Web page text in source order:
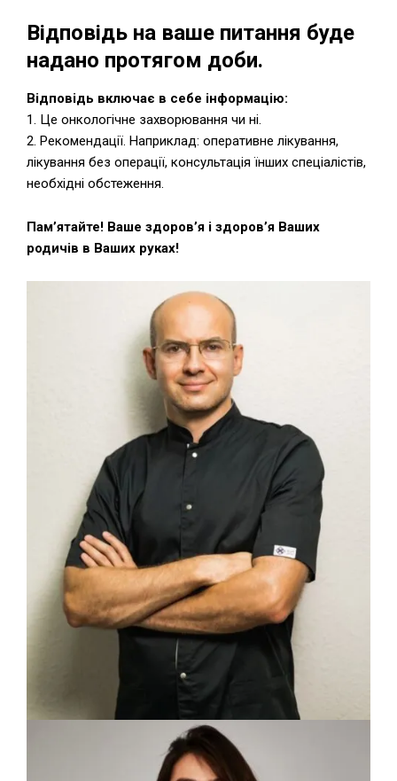
Відповідь на ваше питання буде
надано протягом доби.
Відповідь включає в себе інформацію:
1. Це онкологічне захворювання чи ні.
2. Рекомендації. Наприклад: оперативне лікування,
лікування без операції, консультація їнших спеціалістів,
необхідні обстеження.
Пам’ятайте! Ваше здоров’я і здоров’я Ваших
родичів в Ваших руках!